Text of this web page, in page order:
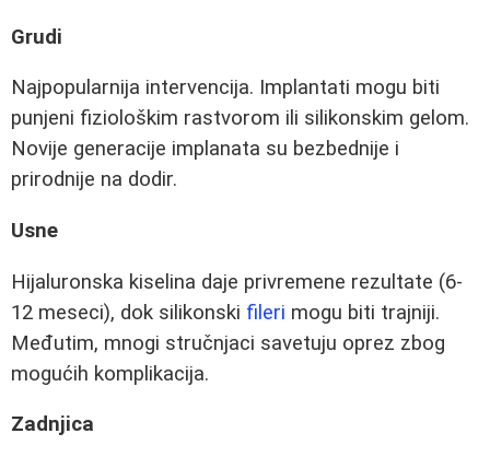
Grudi
Najpopularnija intervencija. Implantati mogu biti
punjeni fiziološkim rastvorom ili silikonskim gelom.
Novije generacije implanata su bezbednije i
prirodnije na dodir.
Usne
Hijaluronska kiselina daje privremene rezultate (6-
12 meseci), dok silikonski fileri mogu biti trajniji.
Međutim, mnogi stručnjaci savetuju oprez zbog
mogućih komplikacija.
Zadnjica